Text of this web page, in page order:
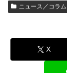
ニュース／コラム
X